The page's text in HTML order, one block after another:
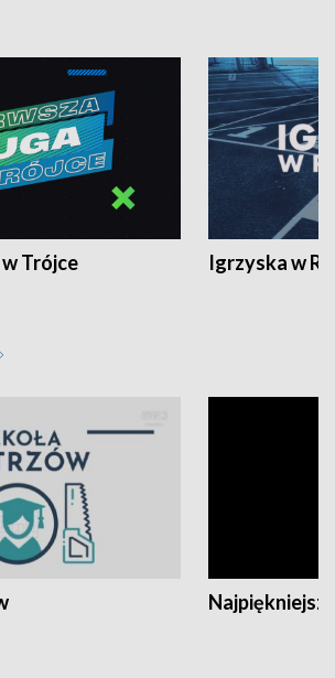
Trójce Igrzyska w